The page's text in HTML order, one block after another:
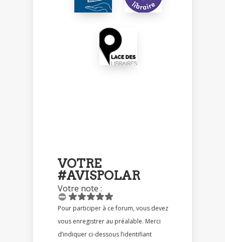
VOTRE
#AVISPOLAR
Votre note :
Pour participer à ce forum, vous devez
vous enregistrer au préalable. Merci
d’indiquer ci-dessous l’identifiant